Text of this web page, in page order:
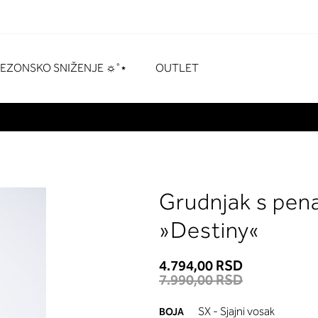
SNIŽENJE ☼˚⋆ OUTLET
Grudnjak s
»Destiny«
4.794,00 RSD
7.990,00 RSD
BOJA SX - Sjajni vosak